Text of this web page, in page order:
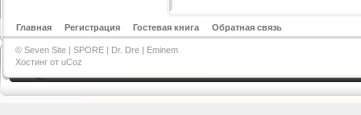
Главная Регистрация Гостевая книга Обратная связь
© Seven Site | SPORE | Dr. Dre | Eminem
Хостинг от uCoz